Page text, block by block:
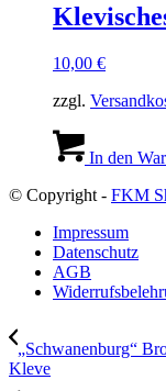
10,00 €
zzgl.
In den
© Copyright - FKM
Impressum
Datenschutz
AGB
„Schwanenburg“
Kleve